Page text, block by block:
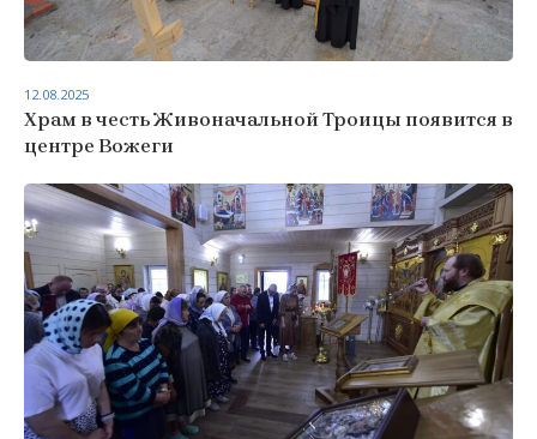
Храм в честь Живоначальной Троицы появится в
центре Вожеги
12.08.2025